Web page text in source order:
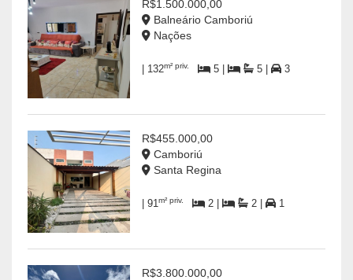
R$1.500.000,00
Balneário Camboriú
Nações
| 132m² priv. 5 | 5 | 3
R$455.000,00
Camboriú
Santa Regina
| 91m² priv. 2 | 2 | 1
R$3.800.000,00